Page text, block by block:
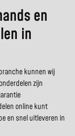
en
in
kunnen wij
zijn
online kunt
en snel uitleveren in